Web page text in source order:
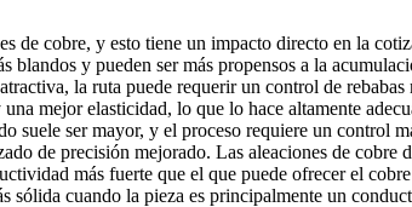
de cobre, y esto tiene un impacto directo en la
y pueden ser más propensos a la
la ruta puede requerir un control de
mejor elasticidad, lo que lo hace altamente
suele ser mayor, y el proceso requiere un
de precisión mejorado. Las aleaciones de
más fuerte que el que puede ofrecer el
cuando la pieza es principalmente un